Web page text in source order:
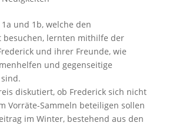
und 1b, welche den
besuchen, lernten mithilfe der
und ihrer Freunde, wie
und gegenseitige
diskutiert, ob Frederick sich nicht
Vorräte-Sammeln beteiligen sollen
im Winter, bestehend aus den